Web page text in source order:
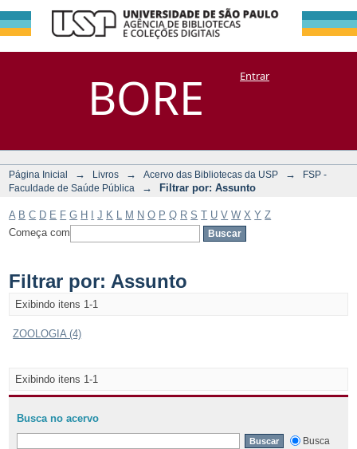
BORE
Filtrar por:
Assunto
DSpace/Manakin + CoriscoEntrar
Página Inicial → Livros → Acervo das Bibliotecas da USP →
FSP -
Faculdade de Saúde Pública
→ Filtrar por: Assunto
A B C D E F G H J K M N O P Q R S T U V W X Y Z
Começa com
Filtrar por: Assunto
Exibindo itens 1-1
ZOOLOGIA (4)
Exibindo itens 1-1
Busca no acervo
Busca